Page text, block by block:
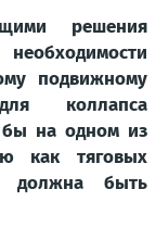
решения
подвижному
коллапса
бы на одном из
как тяговых
должна быть